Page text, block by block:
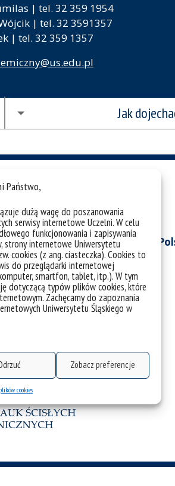
Państwo,
dużą wagę do poszanowania
serwisy internetowe Uczelni. W celu
funkcjonowania i zapisywania
strony internetowe Uniwersytetu
cookies (z ang. ciasteczka). Cookies to
do przeglądarki internetowej
smartfon, tablet, itp.). W tym
dotyczącą typów plików cookies, które
Zachęcamy do zapoznania
Uniwersytetu Śląskiego w
Zobacz preferencje
cookies
| tel. 32 359 1954
| tel. 32 3591357
| tel. 32 359 1357
Jak
Danuta Stróż
Nauk Ścisłych i